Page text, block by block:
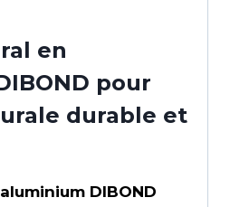
en
pour
durable et
DIBOND